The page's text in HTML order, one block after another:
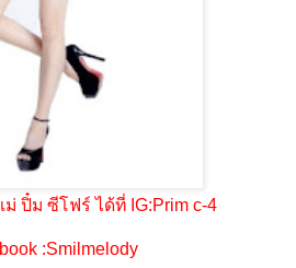
ปิ๋ม ซีโฟร์ ได้ที่ IG:Prim c-4
:Smilmelody